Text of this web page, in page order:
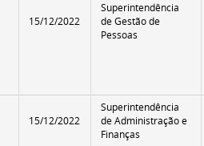
15/12/2022
Superintendência
de Gestão de
Pessoas
15/12/2022
Superintendência
de Administração e
Finanças